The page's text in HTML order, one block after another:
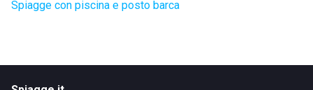
Spiagge con piscina e posto barca